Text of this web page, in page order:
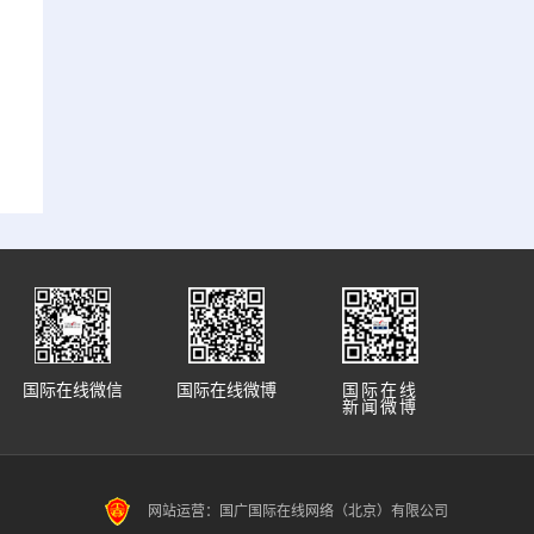
国际在线
新闻微博
国际在线微博
国际在线微信
网站运营：国广国际在线网络（北京）有限公司